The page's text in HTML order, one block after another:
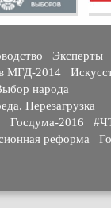
Эксперты
в МГД-2014
народа
Перезагрузка
Госдума-2016
реформа